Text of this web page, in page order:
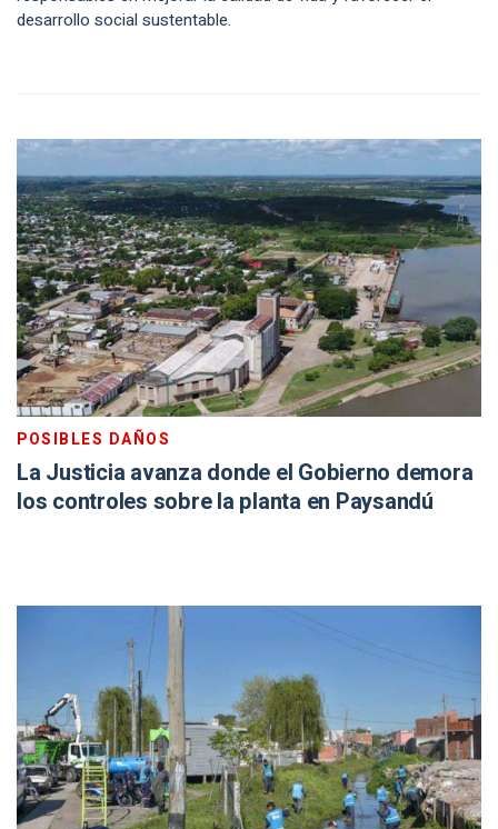
desarrollo social sustentable.
POSIBLES DAÑOS
La Justicia avanza donde el Gobierno demora
los controles sobre la planta en Paysandú